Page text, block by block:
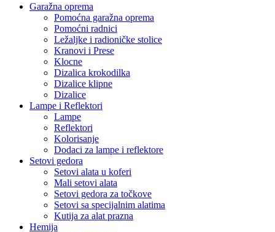
Garažna oprema
Pomoćna garažna oprema
Pomoćni radnici
Ležaljke i radioničke stolice
Kranovi i Prese
Klocne
Dizalica krokodilka
Dizalice klipne
Dizalice
Lampe i Reflektori
Lampe
Reflektori
Kolorisanje
Dodaci za lampe i reflektore
Setovi gedora
Setovi alata u koferi
Mali setovi alata
Setovi gedora za točkove
Setovi sa specijalnim alatima
Kutija za alat prazna
Hemija